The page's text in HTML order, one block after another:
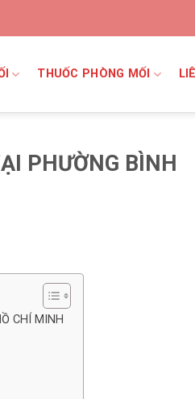
THUỐC PHÒNG MỐI
PHƯỜNG BÌNH
CHÍ MINH